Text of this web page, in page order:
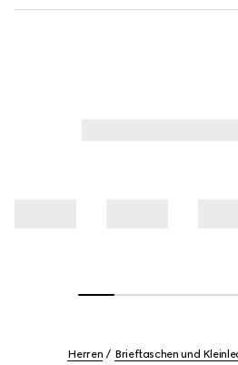
Herren
Brieftaschen und